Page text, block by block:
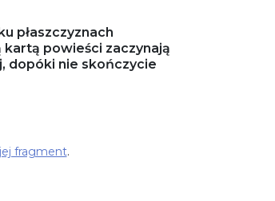
płaszczyznach
powieści zaczynają
dopóki nie skończycie
fragment.